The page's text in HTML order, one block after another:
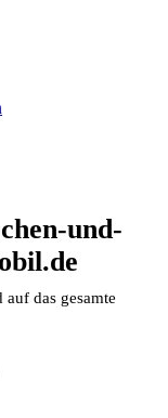
und-
das gesamte